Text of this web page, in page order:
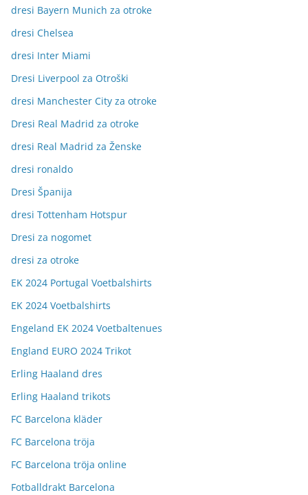
dresi Bayern Munich za otroke
dresi Chelsea
dresi Inter Miami
Dresi Liverpool za Otroški
dresi Manchester City za otroke
Dresi Real Madrid za otroke
dresi Real Madrid za Ženske
dresi ronaldo
Dresi Španija
dresi Tottenham Hotspur
Dresi za nogomet
dresi za otroke
EK 2024 Portugal Voetbalshirts
EK 2024 Voetbalshirts
Engeland EK 2024 Voetbaltenues
England EURO 2024 Trikot
Erling Haaland dres
Erling Haaland trikots
FC Barcelona kläder
FC Barcelona tröja
FC Barcelona tröja online
Fotballdrakt Barcelona